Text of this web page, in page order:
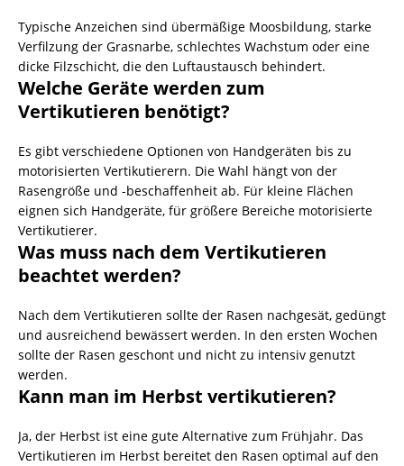
Typische Anzeichen sind übermäßige Moosbildung, starke
Verfilzung der Grasnarbe, schlechtes Wachstum oder eine
dicke Filzschicht, die den Luftaustausch behindert.
Welche Geräte werden zum
Vertikutieren benötigt?
Es gibt verschiedene Optionen von Handgeräten bis zu
motorisierten Vertikutierern. Die Wahl hängt von der
Rasengröße und -beschaffenheit ab. Für kleine Flächen
eignen sich Handgeräte, für größere Bereiche motorisierte
Vertikutierer.
Was muss nach dem Vertikutieren
beachtet werden?
Nach dem Vertikutieren sollte der Rasen nachgesät, gedüngt
und ausreichend bewässert werden. In den ersten Wochen
sollte der Rasen geschont und nicht zu intensiv genutzt
werden.
Kann man im Herbst vertikutieren?
Ja, der Herbst ist eine gute Alternative zum Frühjahr. Das
Vertikutieren im Herbst bereitet den Rasen optimal auf den